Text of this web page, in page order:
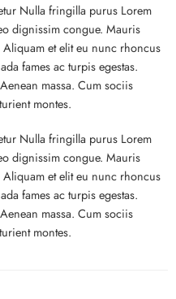
Nulla fringilla purus Lorem
dignissim congue. Mauris
Aliquam et elit eu nunc rhoncus
fames ac turpis egestas.
massa. Cum sociis
montes.
Nulla fringilla purus Lorem
dignissim congue. Mauris
Aliquam et elit eu nunc rhoncus
fames ac turpis egestas.
massa. Cum sociis
montes.